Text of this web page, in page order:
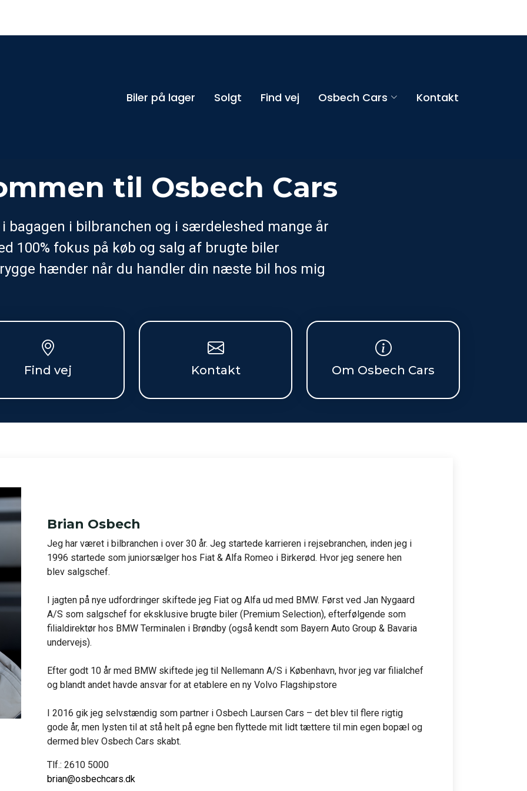
Biler på lager Solgt Find vej Osbech Cars Kontakt
til Osbech Cars
bagagen i bilbranchen og i særdeleshed mange år
100% fokus på køb og salg af brugte biler
hænder når du handler din næste bil hos mig
Find vej Kontakt Om Osbech Cars
Brian Osbech
Jeg har været i bilbranchen i over 30 år. Jeg startede karrieren i rejsebranchen, inden jeg i
1996 startede som juniorsælger hos Fiat & Alfa Romeo i Birkerød. Hvor jeg senere hen
blev salgschef.
I jagten på nye udfordringer skiftede jeg Fiat og Alfa ud med BMW. Først ved Jan Nygaard
A/S som salgschef for eksklusive brugte biler (Premium Selection), efterfølgende som
filialdirektør hos BMW Terminalen i Brøndby (også kendt som Bayern Auto Group & Bavaria
undervejs).
Efter godt 10 år med BMW skiftede jeg til Nellemann A/S i København, hvor jeg var filialchef
og blandt andet havde ansvar for at etablere en ny Volvo Flagshipstore
I 2016 gik jeg selvstændig som partner i Osbech Laursen Cars – det blev til flere rigtig
gode år, men lysten til at stå helt på egne ben flyttede mit lidt tættere til min egen bopæl og
dermed blev Osbech Cars skabt.
Tlf.: 2610 5000
brian@osbechcars.dk